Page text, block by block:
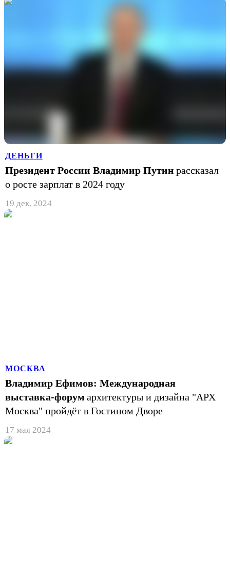
ДЕНЬГИ
Президент России Владимир Путин рассказал
о росте зарплат в 2024 году
19 дек. 2024
МОСКВА
Владимир Ефимов: Международная
выставка-форум архитектуры и дизайна "АРХ
Москва" пройдёт в Гостином Дворе
17 мая 2024